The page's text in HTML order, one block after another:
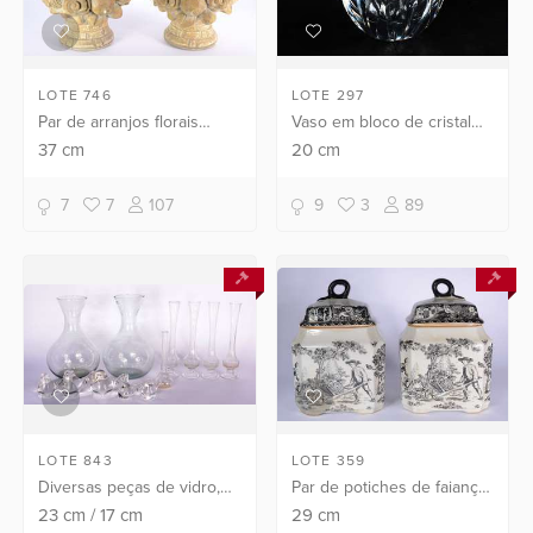
LOTE 746
Par de arranjos florais
decorativos em estuque
37cm
7 7 107
LOTE 297
Vaso em bloco de cristal
europeu lapidado, feitio
20 cm
9 3 89
LOTE 843
Diversas peças de vidro,
sendo: 5 solifleur, 2
23cm/17cm
LOTE 359
Par de potiches de faiança,
fundo branco decorado
29 cm